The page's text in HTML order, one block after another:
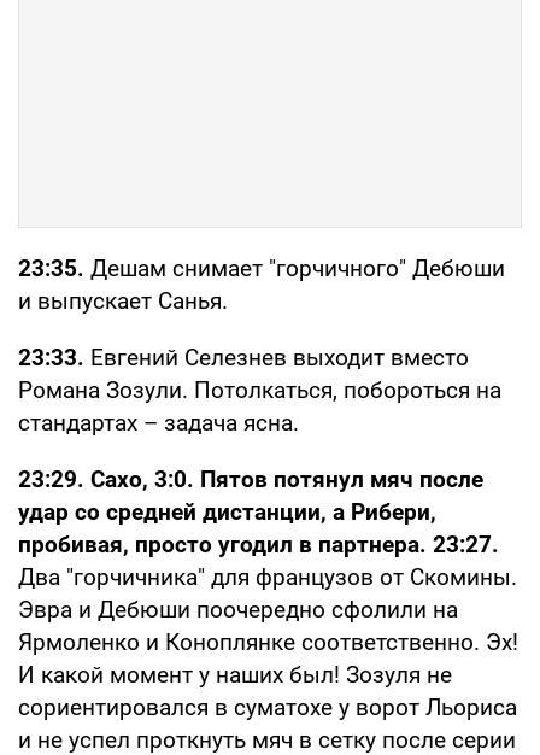
23:35. Дешам снимает "горчичного" Дебюши
и выпускает Санья.
23:33. Евгений Селезнев выходит вместо
Романа Зозули. Потолкаться, побороться на
стандартах – задача ясна.
23:29. Сахо, 3:0. Пятов потянул мяч после
удар со средней дистанции, а Рибери,
пробивая, просто угодил в партнера. 23:27.
Два "горчичника" для французов от Скомины.
Эвра и Дебюши поочередно сфолили на
Ярмоленко и Коноплянке соответственно. Эх!
И какой момент у наших был! Зозуля не
сориентировался в суматохе у ворот Льориса
и не успел проткнуть мяч в сетку после серии